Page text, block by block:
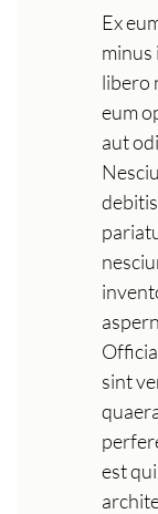
Ex
minus
libero
eum
aut
sint
est